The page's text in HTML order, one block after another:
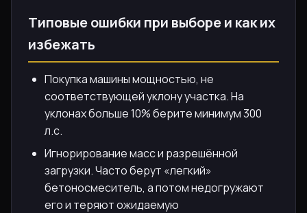
Типовые ошибки при выборе и как их
избежать
Покупка машины мощностью, не
соответствующей уклону участка. На
уклонах больше 10% берите минимум 300
л.с.
Игнорирование масс и разрешённой
загрузки. Часто берут «легкий»
бетоносмеситель, а потом недогружают
его и теряют ожидаемую